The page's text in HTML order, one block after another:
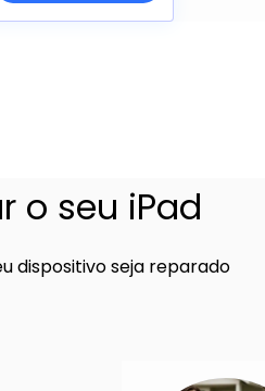
o seu iPad
dispositivo seja reparado